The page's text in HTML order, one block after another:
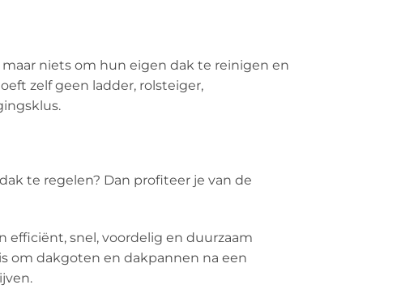
niets om hun eigen dak te reinigen en
zelf geen ladder, rolsteiger,
te regelen? Dan profiteer je van de
efficiënt, snel, voordelig en duurzaam
om dakgoten en dakpannen na een